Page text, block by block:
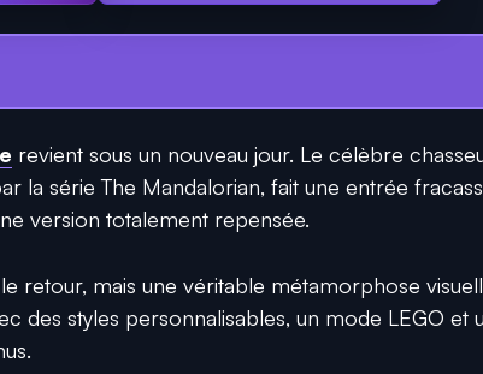
revient sous un nouveau jour. Le célèbre
la série The Mandalorian, fait une entrée
version totalement repensée.
retour, mais une véritable métamorphose
des styles personnalisables, un mode LEGO et